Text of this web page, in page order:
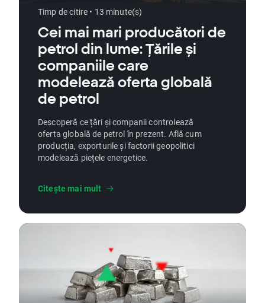
Timp de citire • 13 minute(s)
Cei mai mari producători de
petrol din lume: Țările și
companiile care
modelează oferta globală
de petrol
Descoperă ce țări și companii controlează
oferta globală de petrol în prezent. Află cum
producția, exporturile și factorii geopolitici
modelează piețele energetice.
Citește mai mult